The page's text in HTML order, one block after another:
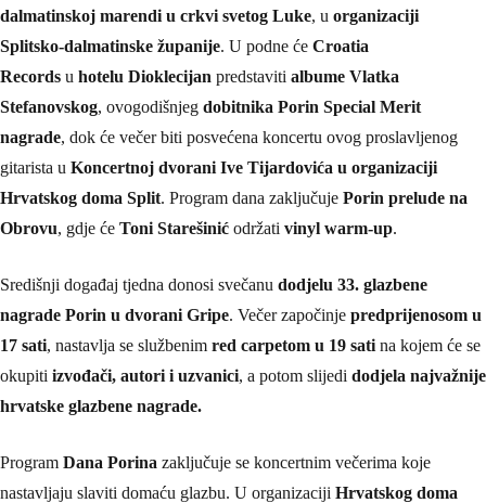
dalmatinskoj marendi u crkvi svetog Luke, u organizaciji
Splitsko-dalmatinske županije. U podne će Croatia
Records u hotelu Dioklecijan predstaviti albume Vlatka
Stefanovskog, ovogodišnjeg dobitnika Porin Special Merit
nagrade, dok će večer biti posvećena koncertu ovog proslavljenog
gitarista u Koncertnoj dvorani Ive Tijardovića u organizaciji
Hrvatskog doma Split. Program dana zaključuje Porin prelude na
Obrovu, gdje će Toni Starešinić održati vinyl warm-up.
Središnji događaj tjedna donosi svečanu dodjelu 33. glazbene
nagrade Porin u dvorani Gripe. Večer započinje predprijenosom u
17 sati, nastavlja se službenim red carpetom u 19 sati na kojem će se
okupiti izvođači, autori i uzvanici, a potom slijedi dodjela najvažnije
hrvatske glazbene nagrade.
Program Dana Porina zaključuje se koncertnim večerima koje
nastavljaju slaviti domaću glazbu. U organizaciji Hrvatskog doma